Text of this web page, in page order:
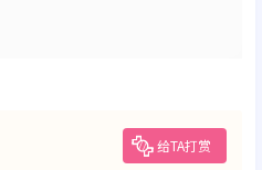
给TA打赏